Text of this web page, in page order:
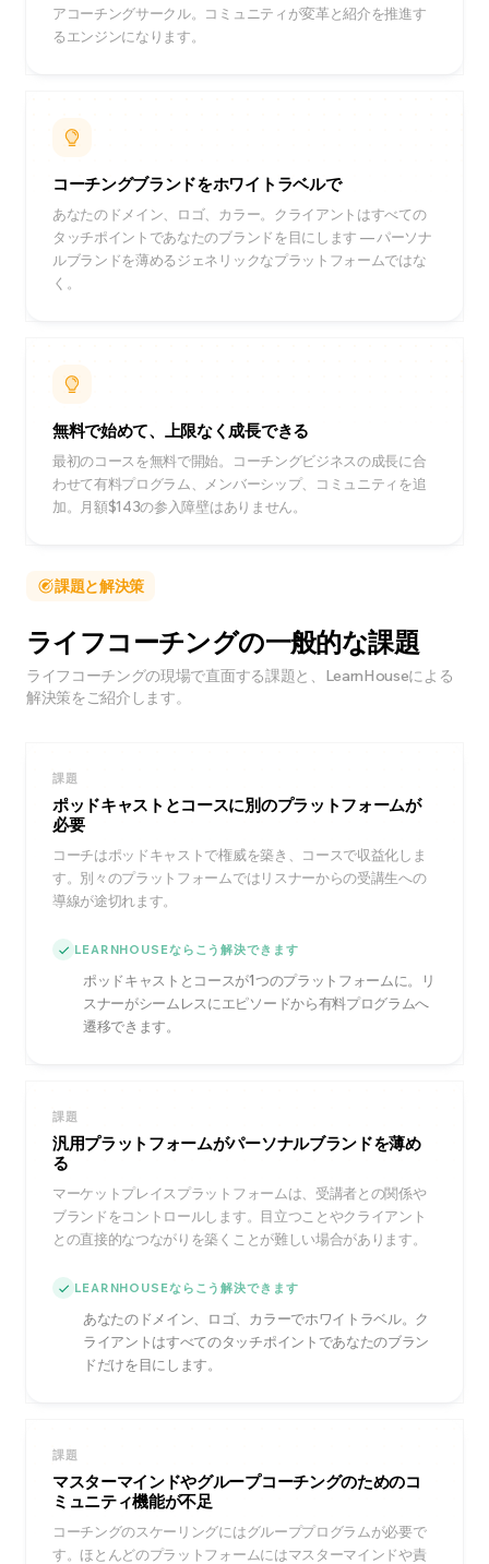
アコーチングサークル。コミュニティが変革と紹介を推進す
るエンジンになります。
コーチングブランドをホワイトラベルで
あなたのドメイン、ロゴ、カラー。クライアントはすべての
タッチポイントであなたのブランドを目にします — パーソナ
ルブランドを薄めるジェネリックなプラットフォームではな
く。
無料で始めて、上限なく成長できる
最初のコースを無料で開始。コーチングビジネスの成長に合
わせて有料プログラム、メンバーシップ、コミュニティを追
加。月額$143の参入障壁はありません。
課題と解決策
ライフコーチングの一般的な課題
ライフコーチングの現場で直面する課題と、LearnHouseによる
解決策をご紹介します。
課題
ポッドキャストとコースに別のプラットフォームが
必要
コーチはポッドキャストで権威を築き、コースで収益化しま
す。別々のプラットフォームではリスナーからの受講生への
導線が途切れます。
LEARNHOUSEならこう解決できます
ポッドキャストとコースが1つのプラットフォームに。リ
スナーがシームレスにエピソードから有料プログラムへ
遷移できます。
課題
汎用プラットフォームがパーソナルブランドを薄め
る
マーケットプレイスプラットフォームは、受講者との関係や
ブランドをコントロールします。目立つことやクライアント
との直接的なつながりを築くことが難しい場合があります。
LEARNHOUSEならこう解決できます
あなたのドメイン、ロゴ、カラーでホワイトラベル。ク
ライアントはすべてのタッチポイントであなたのブラン
ドだけを目にします。
課題
マスターマインドやグループコーチングのためのコ
ミュニティ機能が不足
コーチングのスケーリングにはグループプログラムが必要で
す。ほとんどのプラットフォームにはマスターマインドや責